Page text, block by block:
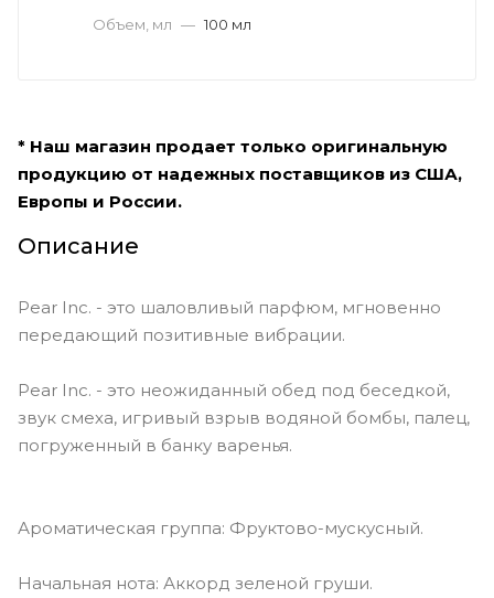
Объем, мл — 100 мл
* Наш магазин продает только оригинальную
продукцию от надежных поставщиков из США,
Европы и России.
Описание
Pear Inc. - это шаловливый парфюм, мгновенно
передающий позитивные вибрации.
Pear Inc. - это неожиданный обед под беседкой,
звук смеха, игривый взрыв водяной бомбы, палец,
погруженный в банку варенья.
Ароматическая группа: Фруктово-мускусный.
Начальная нота: Аккорд зеленой груши.